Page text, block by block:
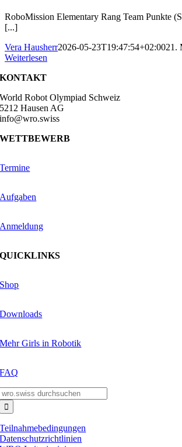
RoboMission Elementary Rang Team Punkte
[...]
Vera Hausherr2026-05-23T19:47:54+02:0021.
Weiterlesen
KONTAKT
World Robot Olympiad Schweiz
5212 Hausen AG
info@wro.swiss
WETTBEWERB
Termine
Aufgaben
Anmeldung
QUICKLINKS
Shop
Downloads
Mehr Girls in Robotik
FAQ
Teilnahmebedingungen
Datenschutzrichtlinien